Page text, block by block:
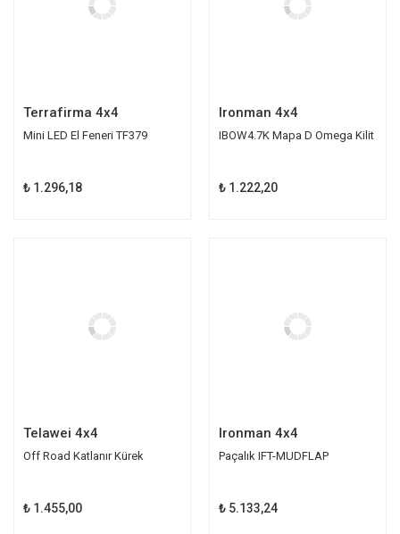
Terrafirma 4x4
Mini LED El Feneri TF379
₺ 1.296,18
Ironman 4x4
IBOW4.7K Mapa D Omega Kilit
₺ 1.222,20
Telawei 4x4
Off Road Katlanır Kürek
₺ 1.455,00
Ironman 4x4
Paçalık IFT-MUDFLAP
₺ 5.133,24